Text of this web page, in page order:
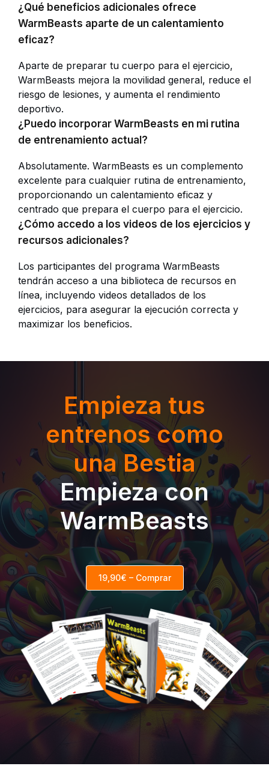
¿Qué beneficios adicionales ofrece
WarmBeasts aparte de un calentamiento
eficaz?
Aparte de preparar tu cuerpo para el ejercicio,
WarmBeasts mejora la movilidad general, reduce el
riesgo de lesiones, y aumenta el rendimiento
deportivo.
¿Puedo incorporar WarmBeasts en mi rutina
de entrenamiento actual?
Absolutamente. WarmBeasts es un complemento
excelente para cualquier rutina de entrenamiento,
proporcionando un calentamiento eficaz y
centrado que prepara el cuerpo para el ejercicio.
¿Cómo accedo a los videos de los ejercicios y
recursos adicionales?
Los participantes del programa WarmBeasts
tendrán acceso a una biblioteca de recursos en
línea, incluyendo videos detallados de los
ejercicios, para asegurar la ejecución correcta y
maximizar los beneficios.
Empieza tus
entrenos como
una Bestia
Empieza con
WarmBeasts